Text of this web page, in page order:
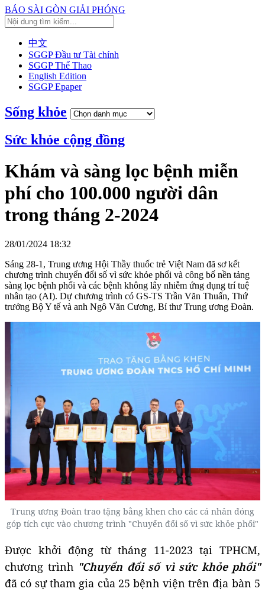
BÁO SÀI GÒN GIẢI PHÓNG
中文
SGGP Đầu tư Tài chính
SGGP Thể Thao
English Edition
SGGP Epaper
Sống khỏe
Sức khỏe cộng đồng
Khám và sàng lọc bệnh miễn
phí cho 100.000 người dân
trong tháng 2-2024
28/01/2024 18:32
Sáng 28-1, Trung ương Hội Thầy thuốc trẻ Việt Nam đã sơ kết
chương trình chuyển đổi số vì sức khỏe phổi và công bố nền tảng
sàng lọc bệnh phổi và các bệnh không lây nhiễm ứng dụng trí tuệ
nhân tạo (AI). Dự chương trình có GS-TS Trần Văn Thuấn, Thứ
trưởng Bộ Y tế và anh Ngô Văn Cương, Bí thư Trung ương Đoàn.
Trung ương Đoàn trao tặng bằng khen cho các cá nhân đóng
góp tích cực vào chương trình "Chuyển đổi số vì sức khỏe phổi"
Được khởi động từ tháng 11-2023 tại TPHCM,
chương trình "Chuyển đổi số vì sức khỏe phổi"
đã có sự tham gia của 25 bệnh viện trên địa bàn 5